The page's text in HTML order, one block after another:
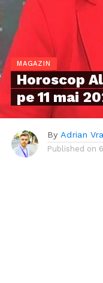
MAGAZIN
Horoscop
pe 11 mai
By Adrian
Published on